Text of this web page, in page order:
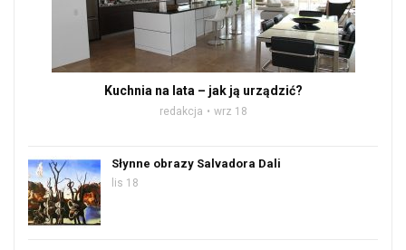
Kuchnia na lata – jak ją urządzić?
redakcja wrz 18
Słynne obrazy Salvadora Dali
lis 18